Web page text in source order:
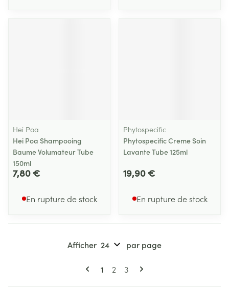
Hei Poa
Hei Poa Shampooing
Baume Volumateur Tube
150ml
7,80 €
En rupture de stock
Phytospecific
Phytospecific Creme Soin
Lavante Tube 125ml
19,90 €
En rupture de stock
Pages
Vous lisez actuellement la page
1 Page
2 Page
3
Afficher par page